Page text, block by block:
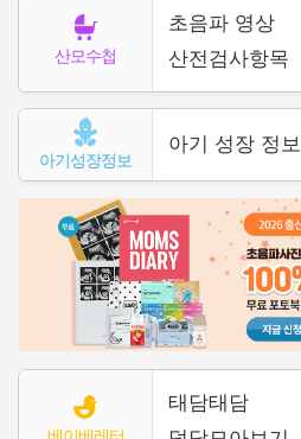
산모수첩
초음파 영상
산전검사항목
아기성장정보
아기 성장 정보
태담태담